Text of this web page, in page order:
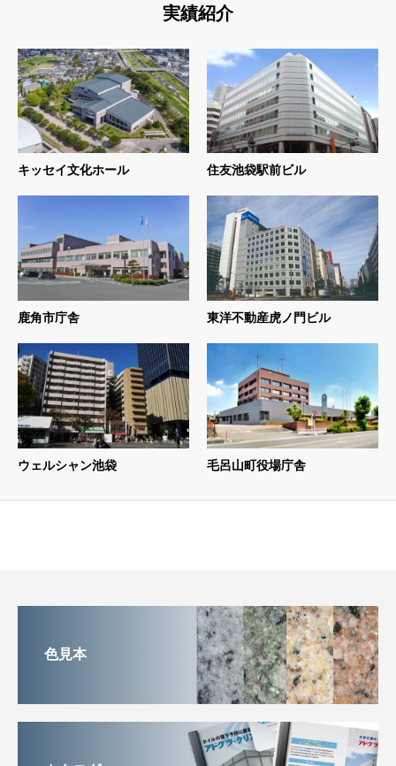
実績紹介
キッセイ文化ホール 住友池袋駅前ビル
鹿角市庁舎 東洋不動産虎ノ門ビル
ウェルシャン池袋 毛呂山町役場庁舎
色見本